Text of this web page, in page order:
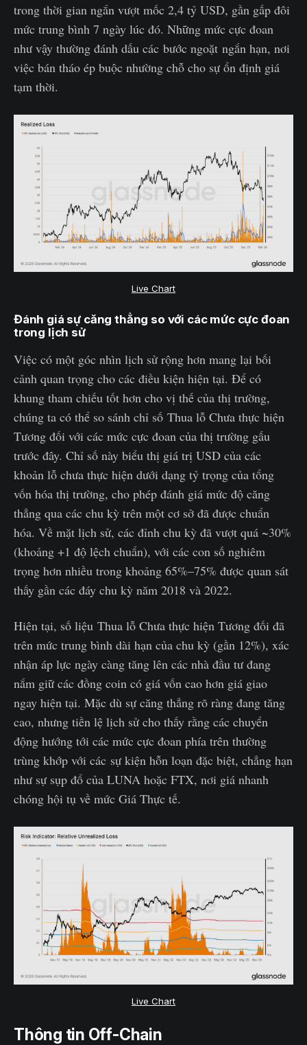
trong thời gian ngắn vượt mốc 2,4 tỷ USD, gần gấp đôi
mức trung bình 7 ngày lúc đó. Những mức cực đoan
như vậy thường đánh dấu các bước ngoặt ngắn hạn, nơi
việc bán tháo ép buộc nhường chỗ cho sự ổn định giá
tạm thời.
Live Chart
Đánh giá sự căng thẳng so với các mức cực đoan
trong lịch sử
Việc có một góc nhìn lịch sử rộng hơn mang lại bối
cảnh quan trọng cho các điều kiện hiện tại. Để có
khung tham chiếu tốt hơn cho vị thế của thị trường,
chúng ta có thể so sánh chỉ số Thua lỗ Chưa thực hiện
Tương đối với các mức cực đoan của thị trường gấu
trước đây. Chỉ số này biểu thị giá trị USD của các
khoản lỗ chưa thực hiện dưới dạng tỷ trọng của tổng
vốn hóa thị trường, cho phép đánh giá mức độ căng
thẳng qua các chu kỳ trên một cơ sở đã được chuẩn
hóa. Về mặt lịch sử, các đỉnh chu kỳ đã vượt quá ~30%
(khoảng +1 độ lệch chuẩn), với các con số nghiêm
trọng hơn nhiều trong khoảng 65%–75% được quan sát
thấy gần các đáy chu kỳ năm 2018 và 2022.
Hiện tại, số liệu Thua lỗ Chưa thực hiện Tương đối đã
trên mức trung bình dài hạn của chu kỳ (gần 12%), xác
nhận áp lực ngày càng tăng lên các nhà đầu tư đang
nắm giữ các đồng coin có giá vốn cao hơn giá giao
ngay hiện tại. Mặc dù sự căng thẳng rõ ràng đang tăng
cao, nhưng tiền lệ lịch sử cho thấy rằng các chuyển
động hướng tới các mức cực đoan phía trên thường
trùng khớp với các sự kiện hỗn loạn đặc biệt, chẳng hạn
như sự sụp đổ của LUNA hoặc FTX, nơi giá nhanh
chóng hội tụ về mức Giá Thực tế.
Live Chart
Thông tin Off-Chain